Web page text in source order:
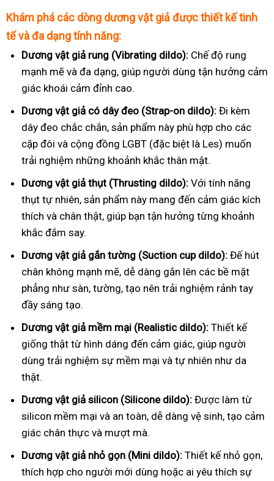
Khám phá các dòng dương vật giả được thiết kế tinh
tế và đa dạng tính năng:
Dương vật giả rung (Vibrating dildo): Chế độ rung
mạnh mẽ và đa dạng, giúp người dùng tận hưởng cảm
giác khoái cảm đỉnh cao.
Dương vật giả có dây đeo (Strap-on dildo): Đi kèm
dây đeo chắc chắn, sản phẩm này phù hợp cho các
cặp đôi và cộng đồng LGBT (đặc biệt là Les) muốn
trải nghiệm những khoảnh khắc thân mật.
Dương vật giả thụt (Thrusting dildo): Với tính năng
thụt tự nhiên, sản phẩm này mang đến cảm giác kích
thích và chân thật, giúp bạn tận hưởng từng khoảnh
khắc đắm say.
Dương vật giả gắn tường (Suction cup dildo): Đế hút
chân không mạnh mẽ, dễ dàng gắn lên các bề mặt
phẳng như sàn, tường, tạo nên trải nghiệm rảnh tay
đầy sáng tạo.
Dương vật giả mềm mại (Realistic dildo): Thiết kế
giống thật từ hình dáng đến cảm giác, giúp người
dùng trải nghiệm sự mềm mại và tự nhiên như da
thật.
Dương vật giả silicon (Silicone dildo): Được làm từ
silicon mềm mại và an toàn, dễ dàng vệ sinh, tạo cảm
giác chân thực và mượt mà.
Dương vật giả nhỏ gọn (Mini dildo): Thiết kế nhỏ gọn,
thích hợp cho người mới dùng hoặc ai yêu thích sự